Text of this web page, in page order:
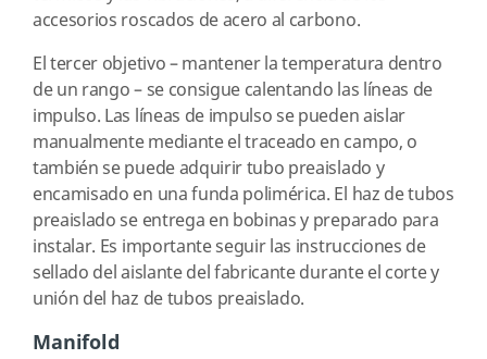
accesorios roscados de acero al carbono.
El tercer objetivo – mantener la temperatura dentro
de un rango – se consigue calentando las líneas de
impulso. Las líneas de impulso se pueden aislar
manualmente mediante el traceado en campo, o
también se puede adquirir tubo preaislado y
encamisado en una funda polimérica. El haz de tubos
preaislado se entrega en bobinas y preparado para
instalar. Es importante seguir las instrucciones de
sellado del aislante del fabricante durante el corte y
unión del haz de tubos preaislado.
Manifold